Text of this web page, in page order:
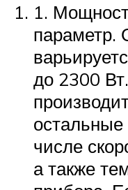
1.
параметр.
до 2300
числе
а также